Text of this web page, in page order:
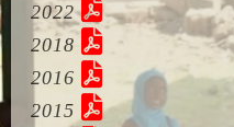
2022
2018
2016
2015